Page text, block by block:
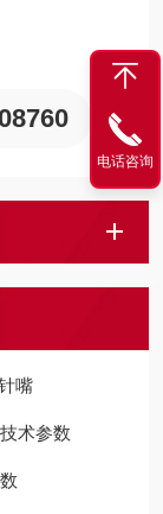
嘴
术参数
电话咨询